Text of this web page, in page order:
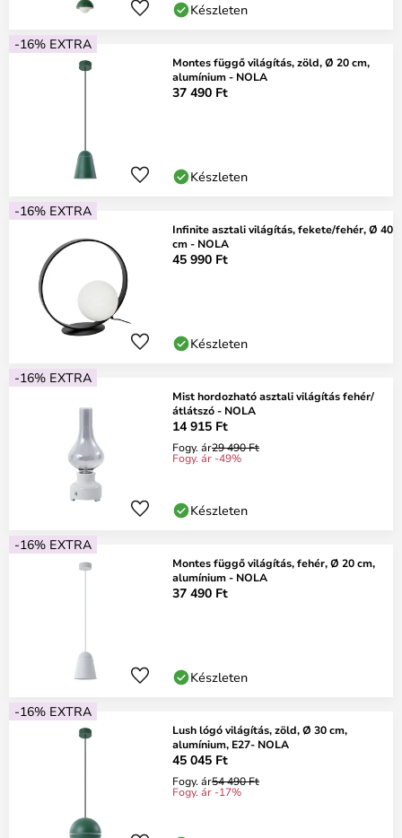
Készleten
-16% EXTRA
Montes függő világítás, zöld, Ø 20 cm,
alumínium - NOLA
37 490 Ft
Készleten
-16% EXTRA
Infinite asztali világítás, fekete/fehér, Ø 40
cm - NOLA
45 990 Ft
Készleten
-16% EXTRA
Mist hordozható asztali világítás fehér/
átlátszó - NOLA
14 915 Ft
Fogy. ár29 490 Ft
Fogy. ár -49%
Készleten
-16% EXTRA
Montes függő világítás, fehér, Ø 20 cm,
alumínium - NOLA
37 490 Ft
Készleten
-16% EXTRA
Lush lógó világítás, zöld, Ø 30 cm,
alumínium, E27- NOLA
45 045 Ft
Fogy. ár54 490 Ft
Fogy. ár -17%